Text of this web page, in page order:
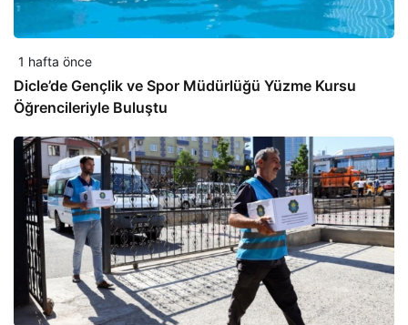
1 hafta önce
Dicle’de Gençlik ve Spor Müdürlüğü Yüzme Kursu
Öğrencileriyle Buluştu